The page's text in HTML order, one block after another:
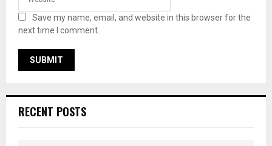
Save my name, email, and website in this browser for the
next time I comment.
RECENT POSTS